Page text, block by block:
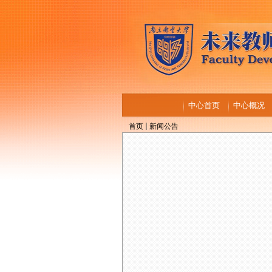
中心首页 中心概况
首页 新闻公告